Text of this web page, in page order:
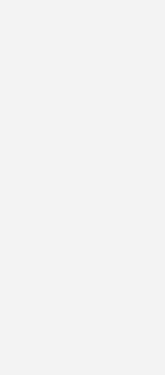
ich damit einverstanden, über
und eine Abmeldung ist
mit Daten finden Sie